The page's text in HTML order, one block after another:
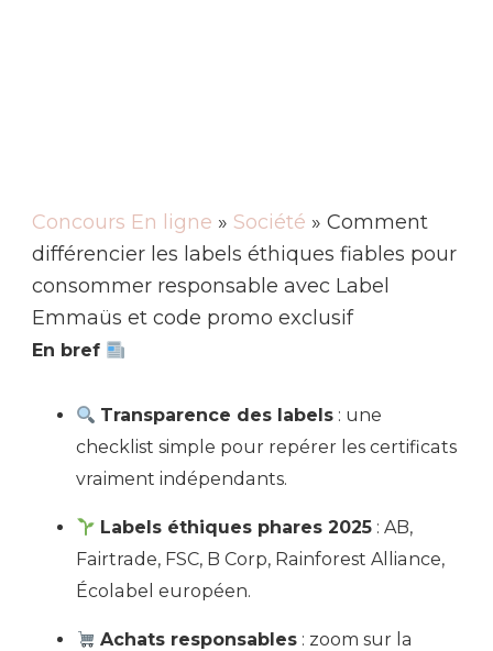
Concours En ligne » Société » Comment
différencier les labels éthiques fiables pour
consommer responsable avec Label
Emmaüs et code promo exclusif
En bref
Transparence des labels : une
checklist simple pour repérer les certificats
vraiment indépendants.
Labels éthiques phares 2025 : AB,
Fairtrade, FSC, B Corp, Rainforest Alliance,
Écolabel européen.
Achats responsables : zoom sur la